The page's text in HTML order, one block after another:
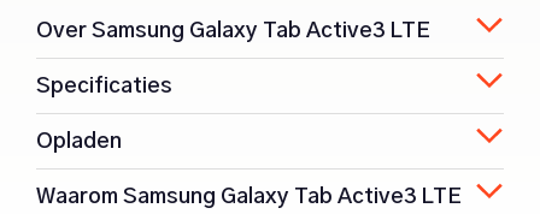
Over Samsung Galaxy Tab Active3 LTE
Specificaties
Opladen
Waarom Samsung Galaxy Tab Active3 LTE